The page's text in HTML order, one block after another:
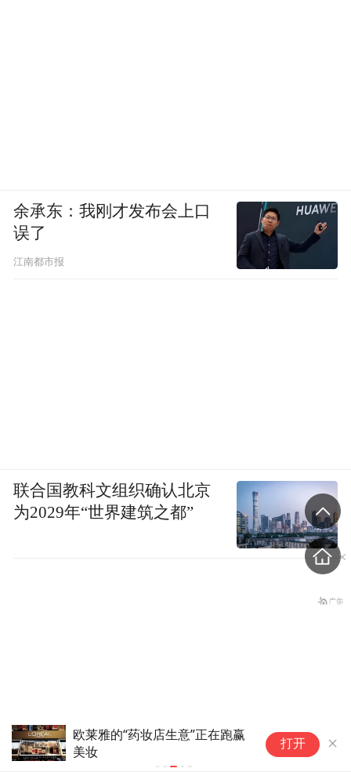
欧莱雅的“药妆店生意”正在跑赢
美妆
杭州福恩股
股份锁定期
打开
余承东：我刚才发布会上口
误了
江南都市报
联合国教科文组织确认北京
为2029年“世界建筑之都”